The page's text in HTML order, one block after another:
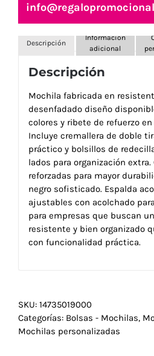
Descripción
Información
adicional
Descripción
Mochila fabricada en
desenfadado diseño
colores y ribete de refuerzo
Incluye cremallera de doble
práctico y bolsillos de
lados para organización
reforzadas para mayor
negro sofisticado. Espalda
ajustables con acolchado
para empresas que buscan
resistente y bien organizado
con funcionalidad práctica.
SKU: 14735019000
Categorías: Bolsas - Mochilas,
Mochilas personalizadas